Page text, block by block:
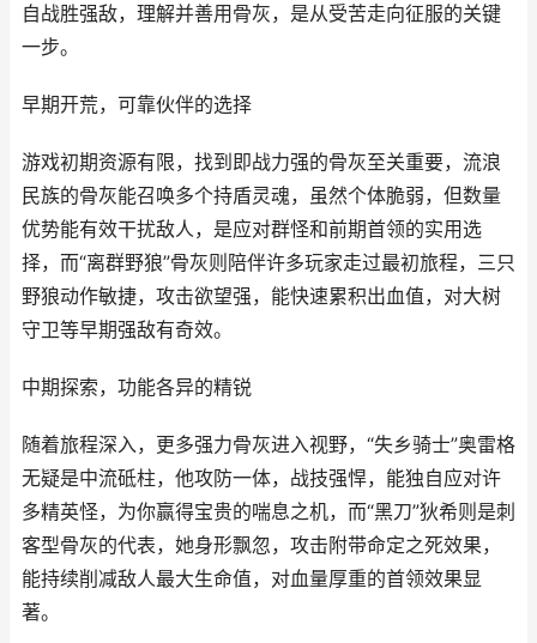
自战胜强敌，理解并善用骨灰，是从受苦走向征服的关键
一步。
早期开荒，可靠伙伴的选择
游戏初期资源有限，找到即战力强的骨灰至关重要，流浪
民族的骨灰能召唤多个持盾灵魂，虽然个体脆弱，但数量
优势能有效干扰敌人，是应对群怪和前期首领的实用选
择，而“离群野狼”骨灰则陪伴许多玩家走过最初旅程，三只
野狼动作敏捷，攻击欲望强，能快速累积出血值，对大树
守卫等早期强敌有奇效。
中期探索，功能各异的精锐
随着旅程深入，更多强力骨灰进入视野，“失乡骑士”奥雷格
无疑是中流砥柱，他攻防一体，战技强悍，能独自应对许
多精英怪，为你赢得宝贵的喘息之机，而“黑刀”狄希则是刺
客型骨灰的代表，她身形飘忽，攻击附带命定之死效果，
能持续削减敌人最大生命值，对血量厚重的首领效果显
著。